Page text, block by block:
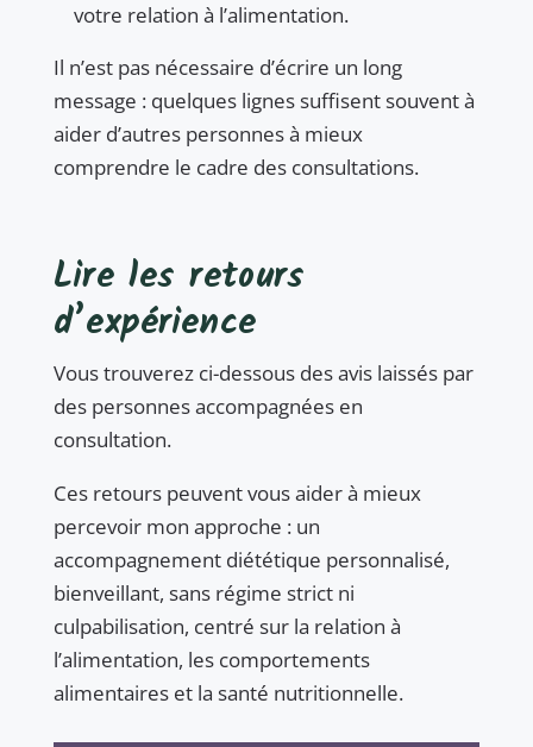
votre relation à l’alimentation.
Il n’est pas nécessaire d’écrire un long
message : quelques lignes suffisent souvent à
aider d’autres personnes à mieux
comprendre le cadre des consultations.
Lire les retours
d’expérience
Vous trouverez ci-dessous des avis laissés par
des personnes accompagnées en
consultation.
Ces retours peuvent vous aider à mieux
percevoir mon approche : un
accompagnement diététique personnalisé,
bienveillant, sans régime strict ni
culpabilisation, centré sur la relation à
l’alimentation, les comportements
alimentaires et la santé nutritionnelle.